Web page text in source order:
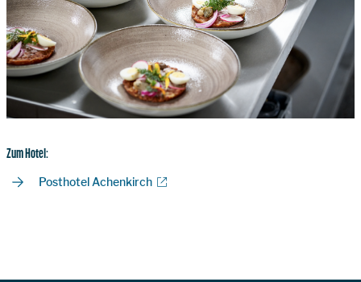
Zum Hotel:
Posthotel Achenkirch